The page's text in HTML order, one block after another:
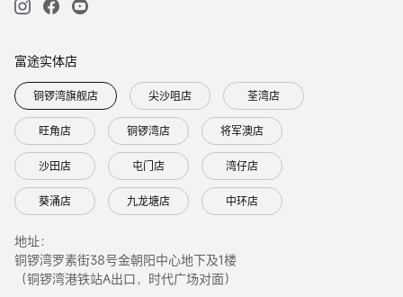
富途实体店
铜锣湾旗舰店 尖沙咀店 荃湾店
旺角店 铜锣湾店 将军澳店
沙田店 屯门店 湾仔店
葵涌店 九龙塘店 中环店
地址：
铜锣湾罗素街38号金朝阳中心地下及1楼
（铜锣湾港铁站A出口，时代广场对面）